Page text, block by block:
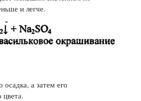
и легче.
осадка, а затем его
цвета.